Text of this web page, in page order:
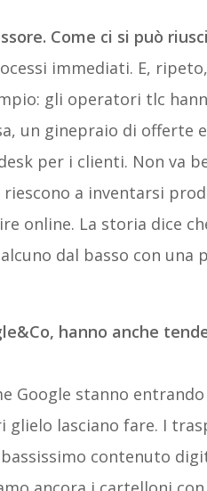
Come ci si può
immediati. E,
gli operatori tlc
un ginepraio di offerte
per i clienti. Non va
riescono a inventarsi
online. La storia dice
dal basso con una
hanno anche
Google stanno
lasciano fare. I
contenuto